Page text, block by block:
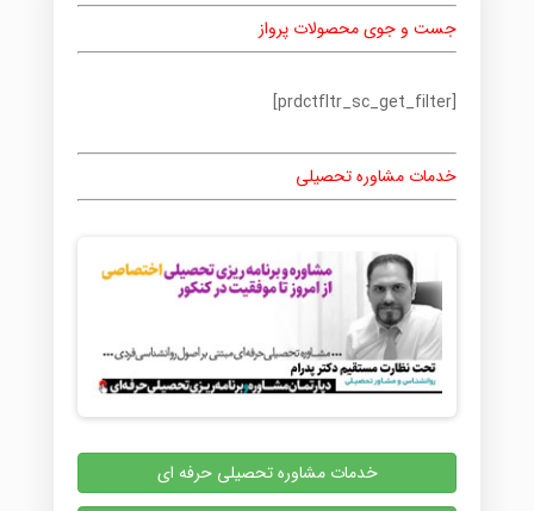
جست و جوی محصولات پرواز
[prdctfltr_sc_get_filter]
خدمات مشاوره تحصیلی
خدمات مشاوره تحصیلی حرفه ای